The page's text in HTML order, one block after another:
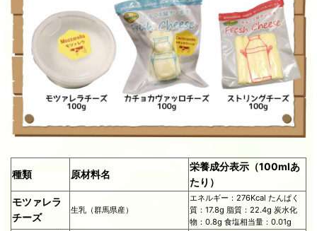
種類 原材料名
栄養成分表示（100mlあ
たり）
モツァレラ
チーズ
生乳（群馬県産）
エネルギー：276Kcal たんぱく
質：17.8g 脂質：22.4g 炭水化
物：0.8g 食塩相当量：0.01g